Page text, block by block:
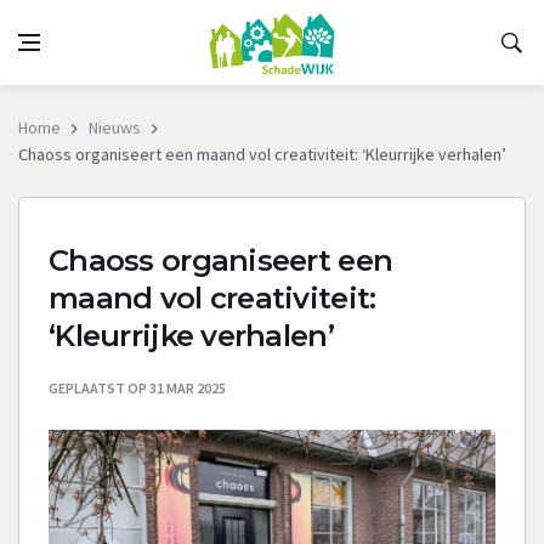
Home
Nieuws
Chaoss organiseert een maand vol creativiteit: ‘Kleurrijke verhalen’
Chaoss organiseert een
maand vol creativiteit:
‘Kleurrijke verhalen’
GEPLAATST OP 31 MAR 2025